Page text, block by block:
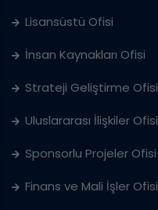
Lisansüstü Ofisi
İnsan Kaynakları Ofisi
Strateji Geliştirme Ofisi
Uluslararası İlişkiler Ofisi
Sponsorlu Projeler Ofisi
Finans ve Mali İşler Ofisi